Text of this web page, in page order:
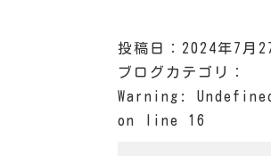
投稿日：2024年7月
ブログカテゴリ：
Warning :
on line 16